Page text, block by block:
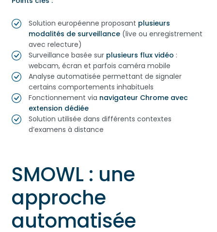
Solution européenne proposant plusieurs
modalités de surveillance (live ou enregistrement
avec relecture)
Surveillance basée sur plusieurs flux vidéo :
webcam, écran et parfois caméra mobile
Analyse automatisée permettant de signaler
certains comportements inhabituels
Fonctionnement via navigateur Chrome avec
extension dédiée
Solution utilisée dans différents contextes
d’examens à distance
SMOWL : une
approche
automatisée